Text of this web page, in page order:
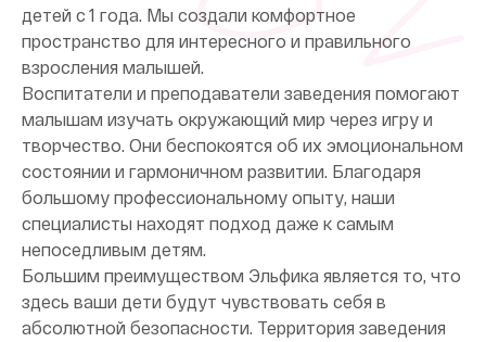
детей с 1 года. Мы создали комфортное
пространство для интересного и правильного
взросления малышей.
Воспитатели и преподаватели заведения помогают
малышам изучать окружающий мир через игру и
творчество. Они беспокоятся об их эмоциональном
состоянии и гармоничном развитии. Благодаря
большому профессиональному опыту, наши
специалисты находят подход даже к самым
непоседливым детям.
Большим преимуществом Эльфика является то, что
здесь ваши дети будут чувствовать себя в
абсолютной безопасности. Территория заведения